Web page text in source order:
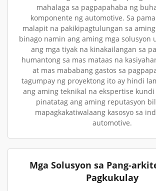
mahalaga sa pagpapahaba ng
komponente ng automotive. Sa
malapit na pakikipagtulungan sa
binago namin ang aming mga solusyon
ang mga tiyak na kinakailangan sa
humantong sa mas mataas na
at mas mababang gastos sa
tagumpay ng proyektong ito ay hindi
ang aming teknikal na ekspertise
pinatatag ang aming reputasyon
mapagkakatiwalaang kasosyo sa
automotive.
Mga Solusyon sa Pang-
Pagkukulay